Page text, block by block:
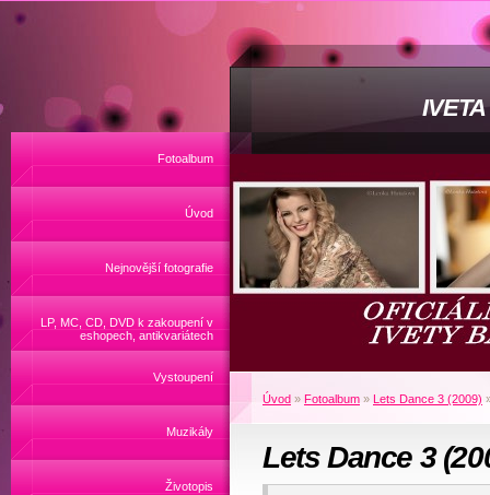
Fotoalbum
Úvod
Nejnovější fotografie
LP, MC, CD, DVD k zakoupení v
eshopech, antikvariátech
Vystoupení
Muzikály
Životopis
Úvod » Fotoalbum » Lets Dance 3 (2009)
Lets Dance 3